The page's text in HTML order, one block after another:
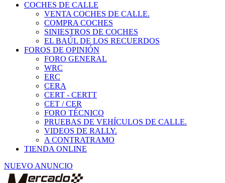
COCHES DE CALLE
VENTA COCHES DE CALLE.
COMPRA COCHES
SINIESTROS DE COCHES
EL BAÚL DE LOS RECUERDOS
FOROS DE OPINIÓN
FORO GENERAL
WRC
ERC
CERA
CERT - CERTT
CET / CER
FORO TÉCNICO
PRUEBAS DE VEHÍCULOS DE CALLE.
VIDEOS DE RALLY.
A CONTRATRAMO
TIENDA ONLINE
NUEVO ANUNCIO